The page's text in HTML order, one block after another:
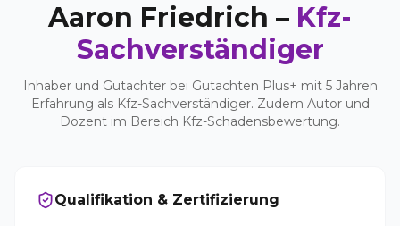
Aaron Friedrich – Kfz-
Sachverständiger
Inhaber und Gutachter bei Gutachten Plus+ mit 5 Jahren
Erfahrung als Kfz-Sachverständiger. Zudem Autor und
Dozent im Bereich Kfz-Schadensbewertung.
Qualifikation & Zertifizierung